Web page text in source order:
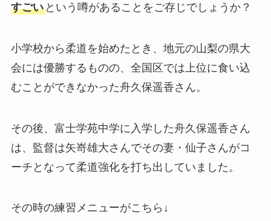
すごいという噂があることをご存じでしょうか？
小学校から柔道を始めたとき、地元の山梨の県大
会には優勝するものの、全国区では上位に食い込
むことができなかった舟久保遥香さん。
その後、富士学苑中学に入学した舟久保遥香さん
は、監督は矢嵜雄大さんでその妻・仙子さんがコ
ーチとなって柔道強化を打ち出していました。
その時の練習メニューがこちら↓